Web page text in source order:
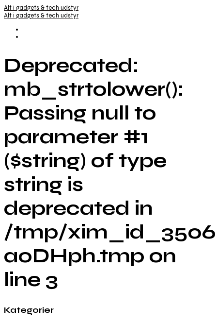
Alt i gadgets & tech udstyr
Alt i gadgets & tech udstyr
Deprecated:
mb_strtolower():
Passing null to
parameter #1
($string) of type
string is
deprecated in
/tmp/
a0DHph.tmp on
line 3
Kategorier